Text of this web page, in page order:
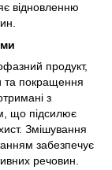
відновленню
продукт,
та покращення
з
що підсилює
Змішування
забезпечує
речовин.